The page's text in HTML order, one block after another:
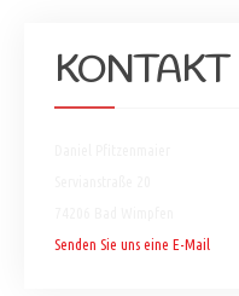
KONTAKT
Senden Sie uns eine E-Mail